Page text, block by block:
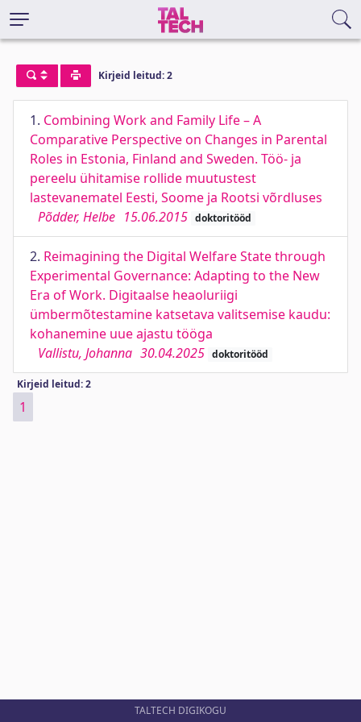
Kirjeid leitud: 2
1. Combining Work and Family Life – A
Comparative Perspective on Changes in Parental
Roles in Estonia, Finland and Sweden. Töö- ja
pereelu ühitamise rollide muutustest
lastevanematel Eesti, Soome ja Rootsi võrdluses
Põdder, Helbe 15.06.2015 doktoritööd
2. Reimagining the Digital Welfare State through
Experimental Governance: Adapting to the New
Era of Work. Digitaalse heaoluriigi
ümbermõtestamine katsetava valitsemise kaudu:
kohanemine uue ajastu tööga
Vallistu, Johanna 30.04.2025 doktoritööd
Kirjeid leitud: 2
1
TALTECH DIGIKOGU